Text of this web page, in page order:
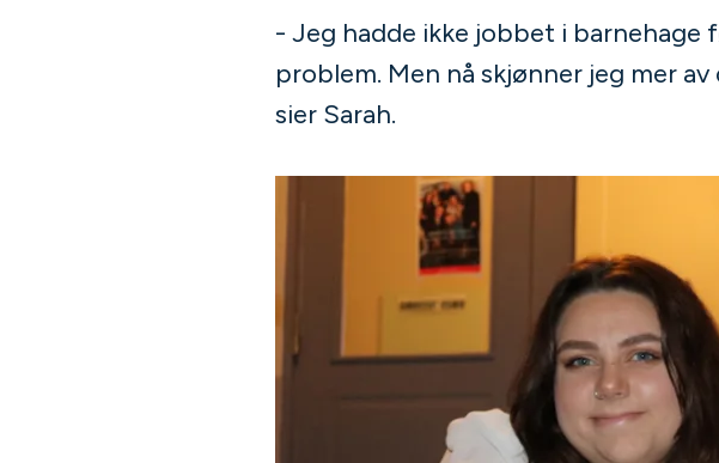
- Jeg hadde ikke jobbet i
problem. Men nå skjønner jeg mer
sier Sarah.